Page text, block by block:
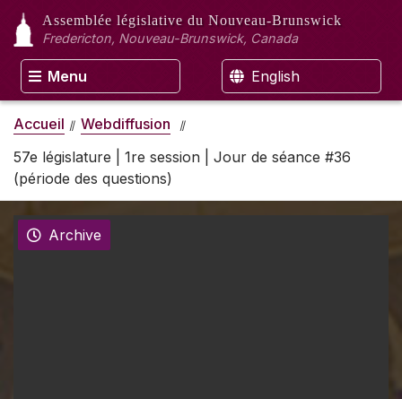
Assemblée législative du Nouveau-Brunswick
Fredericton, Nouveau-Brunswick, Canada
Menu English
Accueil
Webdiffusion
57e législature | 1re session | Jour de séance #36
(période des questions)
Archive